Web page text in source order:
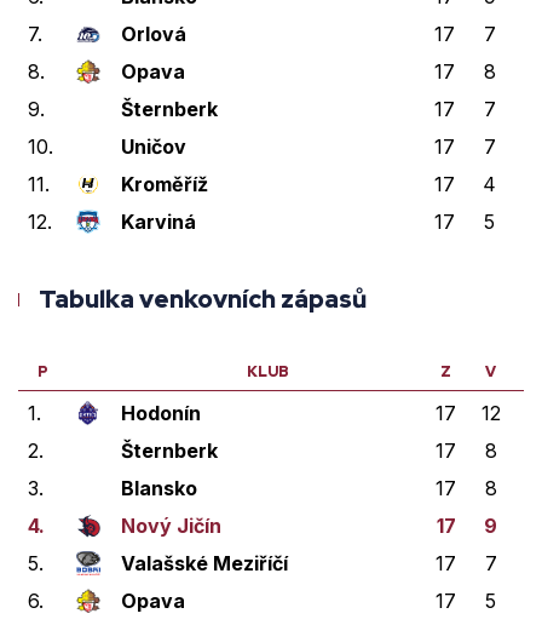
7.
Orlová 17 7
8.
Opava 17 8
9.
Šternberk 17 7
10.
Uničov 17 7
11.
Kroměříž 17 4
12.
Karviná 17 5
Tabulka venkovních zápasů
P KLUB Z V
1. Hodonín 17 12
2.
Šternberk 17 8
3.
Blansko 17 8
4.
Nový Jičín 17 9
5.
Valašské Meziříčí 17 7
6.
Opava 17 5